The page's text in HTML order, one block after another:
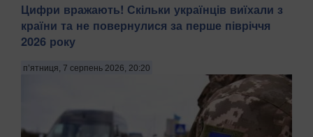
Цифри вражають! Скільки українців виїхали з
країни та не повернулися за перше півріччя
2026 року
п’ятниця, 7 серпень 2026, 20:20